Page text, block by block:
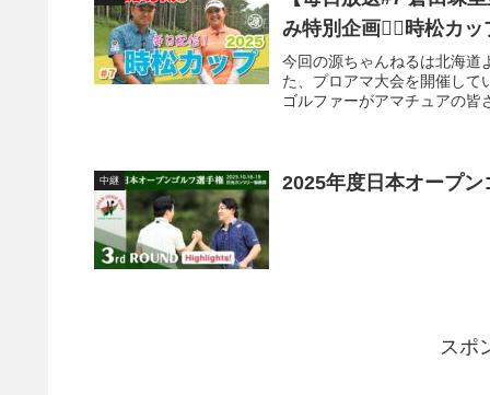
み特別企画❤️‍🔥時松カッ
今回の源ちゃんねるは北海
た、プロアマ大会を開催して
ゴルファーがアマチュアの皆
中継 2025年度日本オープ
スポ